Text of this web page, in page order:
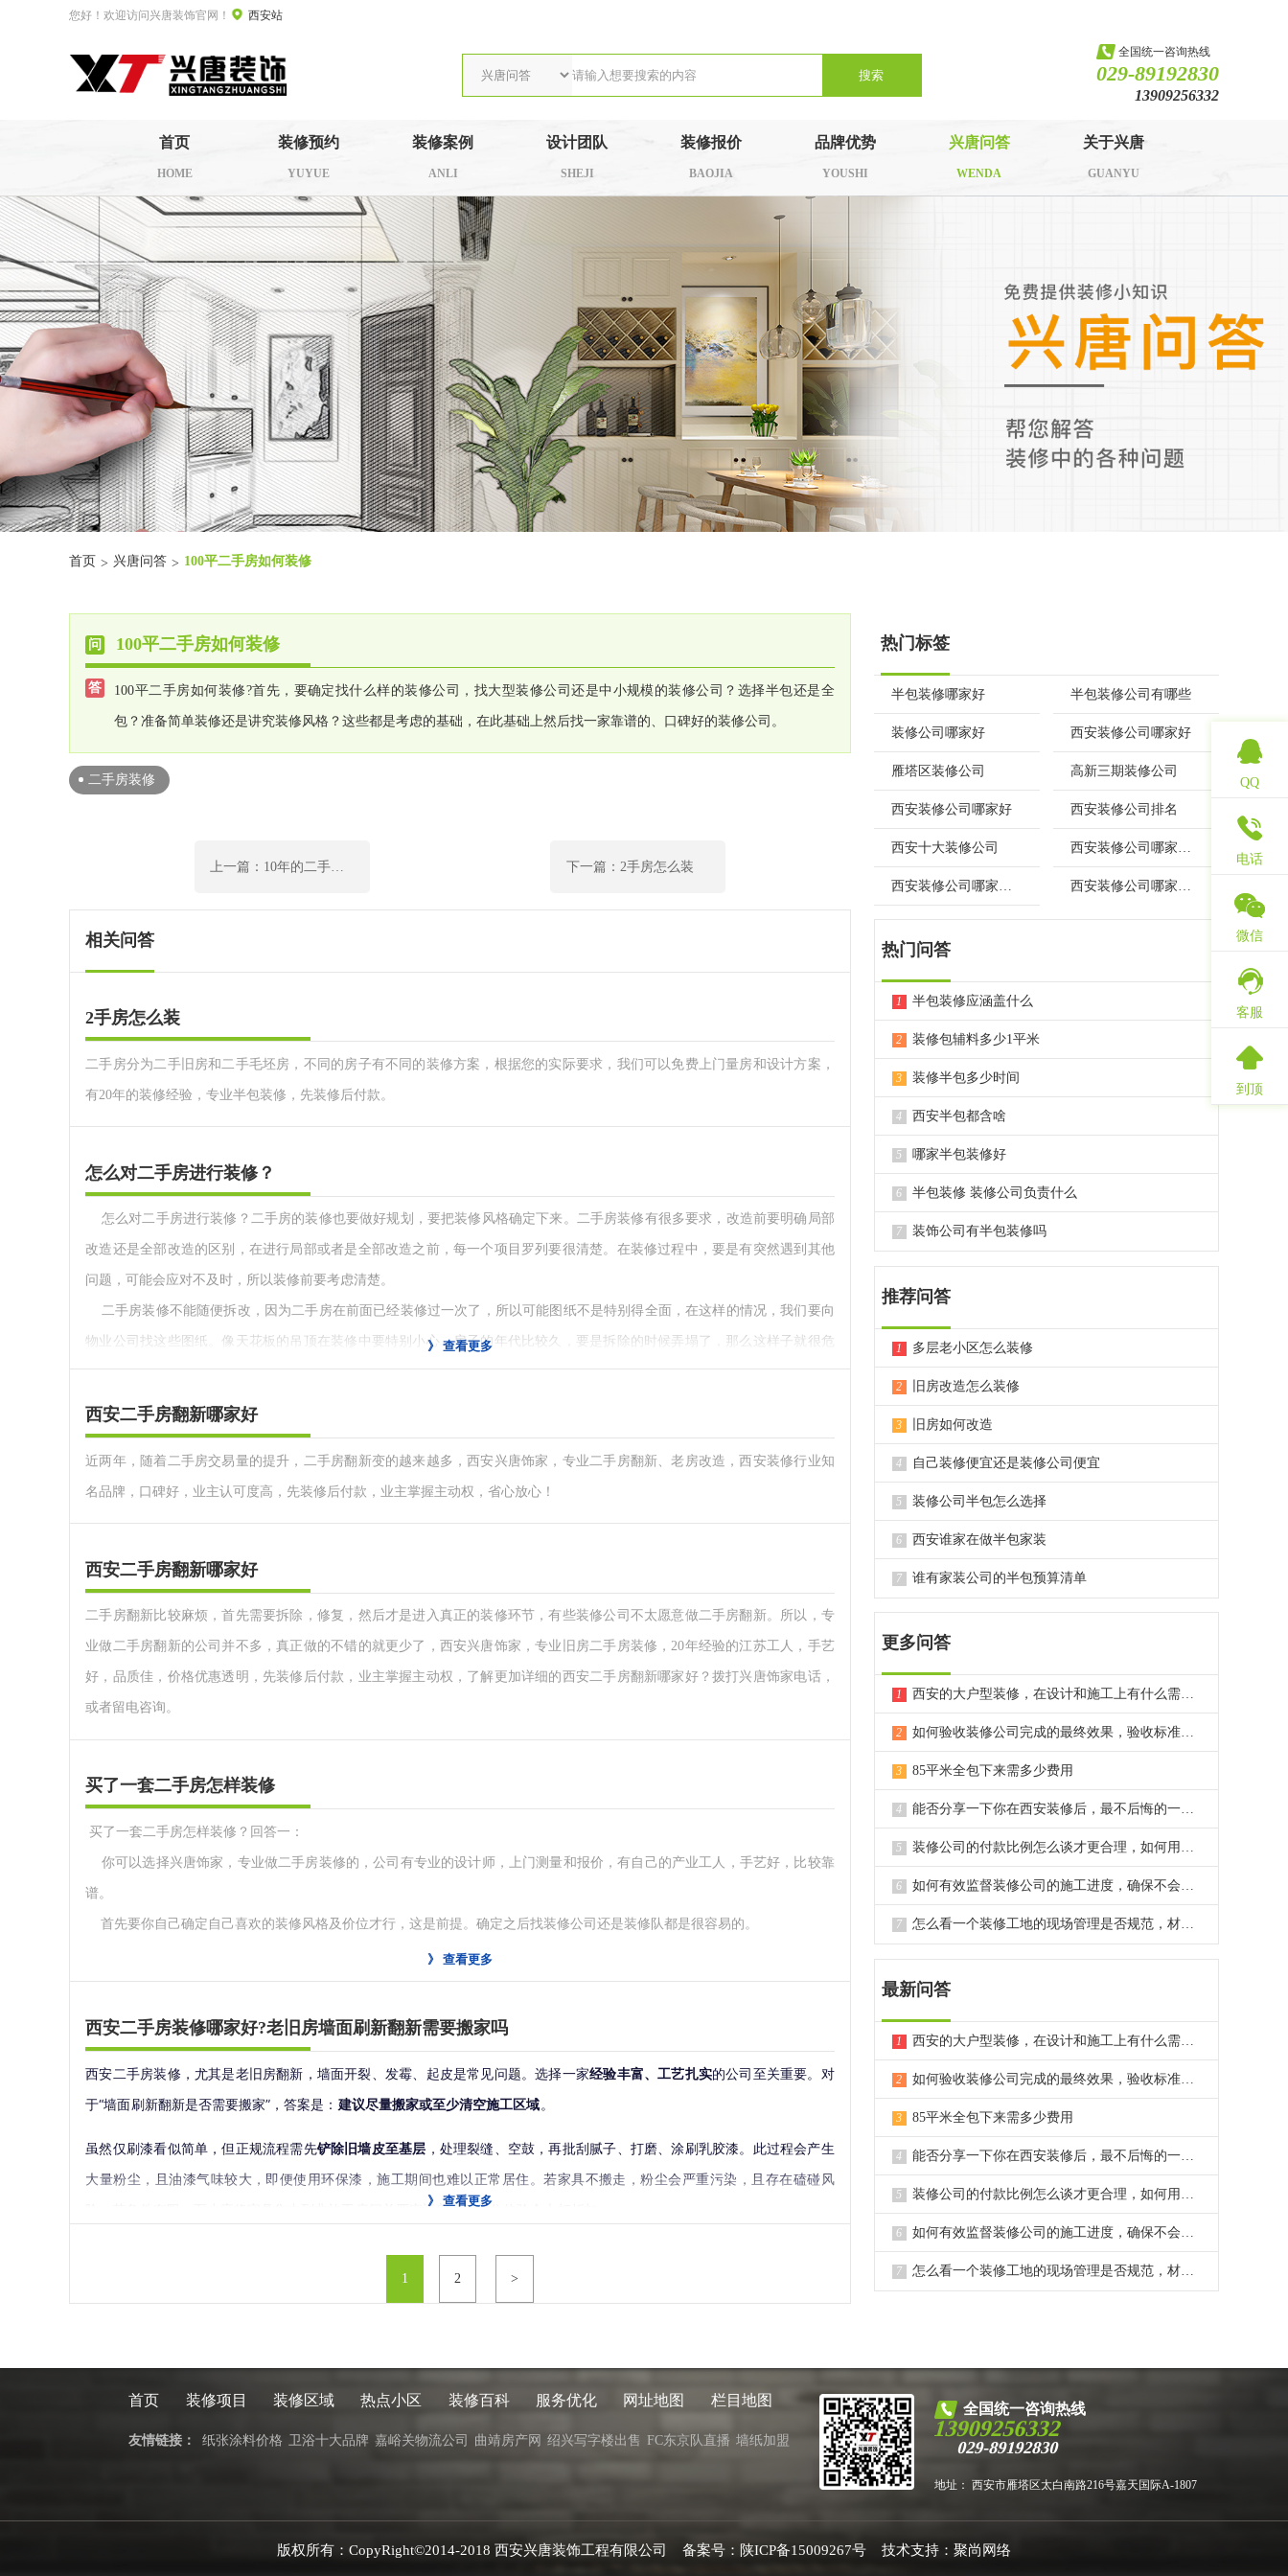
您好！欢迎访问兴唐装饰官网！ 西安站
搜索
全国统一咨询热线
029-89192830
13909256332
首页
HOME
装修预约
YUYUE
装修案例
ANLI
设计团队
SHEJI
装修报价
BAOJIA
品牌优势
YOUSHI
兴唐问答
WENDA
关于兴唐
GUANYU
首页 > 兴唐问答 > 100平二手房如何装修
100平二手房如何装修
100平二手房如何装修?首先，要确定找什么样的装修公司，找大型装修公司还是中小规模的装修公司？选择半包还是全
包？准备简单装修还是讲究装修风格？这些都是考虑的基础，在此基础上然后找一家靠谱的、口碑好的装修公司。
二手房装修
上一篇：10年的二手房如何装修？ 下一篇：2手房怎么装
相关问答
2手房怎么装
二手房分为二手旧房和二手毛坯房，不同的房子有不同的装修方案，根据您的实际要求，我们可以免费上门量房和设计方案，
有20年的装修经验，专业半包装修，先装修后付款。
怎么对二手房进行装修？
怎么对二手房进行装修？二手房的装修也要做好规划，要把装修风格确定下来。二手房装修有很多要求，改造前要明确局部
改造还是全部改造的区别，在进行局部或者是全部改造之前，每一个项目罗列要很清楚。在装修过程中，要是有突然遇到其他
问题，可能会应对不及时，所以装修前要考虑清楚。
二手房装修不能随便拆改，因为二手房在前面已经装修过一次了，所以可能图纸不是特别得全面，在这样的情况，我们要向
物业公司找这些图纸。像天花板的吊顶在装修中要特别小心，房子的年代比较久，要是拆除的时候弄塌了，那么这样子就很危
险。承重墙也是一样的，不能去更改拆除的。
选择装修主材料，最好不要随便得使用，因为一些人可能以为水电没有问题，能够使用，但是后期却出现了问题。这样子的
情况可能不能用多久就会损坏掉，所以是建议大家对于二手房装修的水电工程，要彻底检查，不管是材质、布局、毁坏程度，
都要彻底检查，不符合的一律要全部更换。
以上就是怎么对二手房进行装修的相关介绍，希望对大家能有所帮助。
》 查看更多
西安二手房翻新哪家好
近两年，随着二手房交易量的提升，二手房翻新变的越来越多，西安兴唐饰家，专业二手房翻新、老房改造，西安装修行业知
名品牌，口碑好，业主认可度高，先装修后付款，业主掌握主动权，省心放心！
西安二手房翻新哪家好
二手房翻新比较麻烦，首先需要拆除，修复，然后才是进入真正的装修环节，有些装修公司不太愿意做二手房翻新。所以，专
业做二手房翻新的公司并不多，真正做的不错的就更少了，西安兴唐饰家，专业旧房二手房装修，20年经验的江苏工人，手艺
好，品质佳，价格优惠透明，先装修后付款，业主掌握主动权，了解更加详细的西安二手房翻新哪家好？拨打兴唐饰家电话，
或者留电咨询。
买了一套二手房怎样装修
买了一套二手房怎样装修？回答一：
你可以选择兴唐饰家，专业做二手房装修的，公司有专业的设计师，上门测量和报价，有自己的产业工人，手艺好，比较靠
谱。
首先要你自己确定自己喜欢的装修风格及价位才行，这是前提。确定之后找装修公司还是装修队都是很容易的。
买了一套二手房怎样装修？回答二：
费用分类基本上有以下几类：
材料费：包括主材和辅材的费用，主材如乳胶漆、木工板等；辅材如胶水、水泥、沙子等。计算方式一般是材
料单价和使用量相乘而得。
人工费：包括不同工种的人工费，如木工、瓦工、水电工、油漆工等，现在的计算方式一般是按照施工单价乘
以施工面积算的。
管理费：一般按照工程量的5%左右收取（具体不同装修公司可能又不同的标准）。包括管理人员工资，办证
二手房一般之前都是有装修的，所以装修二手房，需要注意的是之前的装修是否还能用，最好找专业的人员检测一下。水电
》 查看更多
西安二手房装修哪家好?老旧房墙面刷新翻新需要搬家吗
西安二手房装修，尤其是老旧房翻新，墙面开裂、发霉、起皮是常见问题。选择一家经验丰富、工艺扎实的公司至关重要。对
于“墙面刷新翻新是否需要搬家”，答案是： 建议尽量搬家或至少清空施工区域。
虽然仅刷漆看似简单，但正规流程需先铲除旧墙皮至基层 ，处理裂缝、空鼓，再批刮腻子、打磨、涂刷乳胶漆。此过程会产生
大量粉尘，且油漆气味较大，即便使用环保漆，施工期间也难以正常居住。若家具不搬走，粉尘会严重污染，且存在磕碰风
险。若条件有限，至少应将家具集中到非施工房间并严密遮盖，但居住体验会大打折扣。
因此，墙面翻新最好趁机彻底整理，安排短期过渡。选择专业公司，能确保问题根治，避免“治标不治本”。
况，对空鼓、裂缝处进行专业修补，采用防裂网格布或钢丝网加固，确保基层稳固。墙面打磨后无尘处理，涂刷工艺标准。其
自有江苏扬州工匠团队，手艺精湛，责任心强。推行“先装修后付款”模式，按节点验收合格再付款，让业主全程掌控质量。承
0增项”，报价透明，是处理老旧房墙面问题的安心之选。
：专注于老房翻新与适老化改造，在处理房屋结构性隐患、水电全改、防潮防裂等方面经验丰富。其“老房专家”的定
实创装饰：以高性价比和标准化流程著称，提供多种翻新套餐，流程清晰，工期明确。适合预算有限、追求效率和确定性的业
》 查看更多
1 2 >
热门标签
半包装修哪家好 半包装修公司有哪些
装修公司哪家好 西安装修公司哪家好
雁塔区装修公司 高新三期装修公司
西安装修公司哪家好 西安装修公司排名
西安十大装修公司 西安装修公司哪家口碑好
西安装修公司哪家性价比高 西安装修公司哪家质量好
热门问答
1 半包装修应涵盖什么
2 装修包辅料多少1平米
3 装修半包多少时间
4 西安半包都含啥
5 哪家半包装修好
6 半包装修 装修公司负责什么
7 装饰公司有半包装修吗
推荐问答
1 多层老小区怎么装修
2 旧房改造怎么装修
3 旧房如何改造
4 自己装修便宜还是装修公司便宜
5 装修公司半包怎么选择
6 西安谁家在做半包家装
7 谁有家装公司的半包预算清单
更多问答
1 西安的大户型装修，在设计和施工上有什么需要特别注意的点？
2 如何验收装修公司完成的最终效果，验收标准和方法是什么？
3 85平米全包下来需多少费用
4 能否分享一下你在西安装修后，最不后悔的一个决定或选择？
5 装修公司的付款比例怎么谈才更合理，如何用付款约束对方？
6 如何有效监督装修公司的施工进度，确保不会出现长时间拖延？
7 怎么看一个装修工地的现场管理是否规范，材料堆放是否整齐？
最新问答
1 西安的大户型装修，在设计和施工上有什么需要特别注意的点？
2 如何验收装修公司完成的最终效果，验收标准和方法是什么？
3 85平米全包下来需多少费用
4 能否分享一下你在西安装修后，最不后悔的一个决定或选择？
5 装修公司的付款比例怎么谈才更合理，如何用付款约束对方？
6 如何有效监督装修公司的施工进度，确保不会出现长时间拖延？
7 怎么看一个装修工地的现场管理是否规范，材料堆放是否整齐？
首页 装修项目 装修区域 热点小区 装修百科 服务优化 网址地图 栏目地图
友情链接： 纸张涂料价格 卫浴十大品牌 嘉峪关物流公司 曲靖房产网 绍兴写字楼出售 FC东京队直播 墙纸加盟
全国统一咨询热线
13909256332
029-89192830
地址： 西安市雁塔区太白南路216号嘉天国际A-1807
版权所有：CopyRight©2014-2018 西安兴唐装饰工程有限公司 备案号： 陕ICP备15009267号 技术支持： 聚尚网络
QQ
电话
微信
客服
到顶